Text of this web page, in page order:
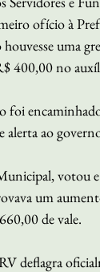
ofício à
uma
400,00 no
alerta ao
votou
um
de vale.
deflagra